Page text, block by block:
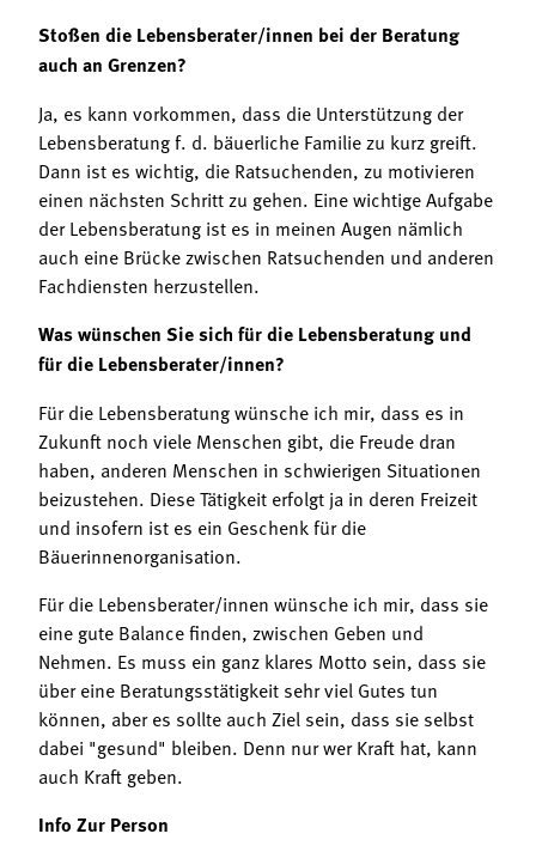
Stoßen die Lebensberater/innen bei der Beratung
auch an Grenzen?
Ja, es kann vorkommen, dass die Unterstützung der
Lebensberatung f. d. bäuerliche Familie zu kurz greift.
Dann ist es wichtig, die Ratsuchenden, zu motivieren
einen nächsten Schritt zu gehen. Eine wichtige Aufgabe
der Lebensberatung ist es in meinen Augen nämlich
auch eine Brücke zwischen Ratsuchenden und anderen
Fachdiensten herzustellen.
Was wünschen Sie sich für die Lebensberatung und
für die Lebensberater/innen?
Für die Lebensberatung wünsche ich mir, dass es in
Zukunft noch viele Menschen gibt, die Freude dran
haben, anderen Menschen in schwierigen Situationen
beizustehen. Diese Tätigkeit erfolgt ja in deren Freizeit
und insofern ist es ein Geschenk für die
Bäuerinnenorganisation.
Für die Lebensberater/innen wünsche ich mir, dass sie
eine gute Balance finden, zwischen Geben und
Nehmen. Es muss ein ganz klares Motto sein, dass sie
über eine Beratungsstätigkeit sehr viel Gutes tun
können, aber es sollte auch Ziel sein, dass sie selbst
dabei "gesund" bleiben. Denn nur wer Kraft hat, kann
auch Kraft geben.
Info Zur Person